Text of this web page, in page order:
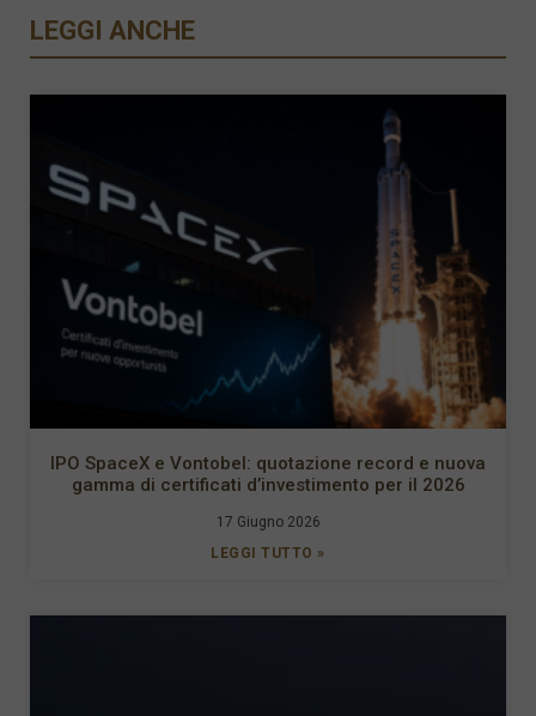
LEGGI ANCHE
IPO SpaceX e Vontobel: quotazione record e nuova
gamma di certificati d’investimento per il 2026
17 Giugno 2026
LEGGI TUTTO »